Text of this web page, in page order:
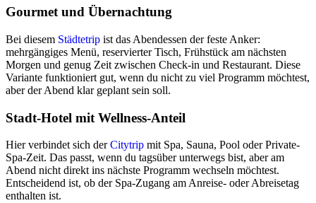
Gourmet und Übernachtung
Bei diesem Städtetrip ist das Abendessen der feste Anker:
mehrgängiges Menü, reservierter Tisch, Frühstück am nächsten
Morgen und genug Zeit zwischen Check-in und Restaurant. Diese
Variante funktioniert gut, wenn du nicht zu viel Programm möchtest,
aber der Abend klar geplant sein soll.
Stadt-Hotel mit Wellness-Anteil
Hier verbindet sich derCitytrip mit Spa, Sauna, Pool oder Private-
Spa-Zeit. Das passt, wenn du tagsüber unterwegs bist, aber am
Abend nicht direkt ins nächste Programm wechseln möchtest.
Entscheidend ist, ob der Spa-Zugang am Anreise- oder Abreisetag
enthalten ist.